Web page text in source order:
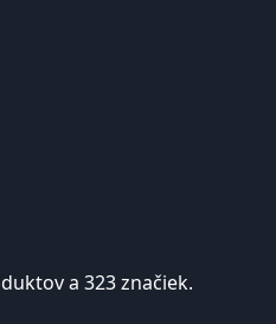
a 323 značiek.